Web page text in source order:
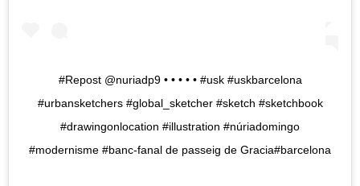
#Repost @nuriadp9 • • • • • #usk #uskbarcelona
#urbansketchers #global_sketcher #sketch #sketchbook
#drawingonlocation #illustration #núriadomingo
#modernisme #banc-fanal de passeig de Gracia#barcelona